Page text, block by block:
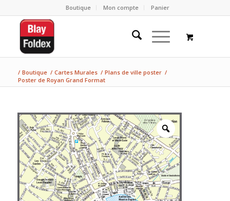
Boutique Mon compte Panier
/ Boutique / Cartes Murales / Plans de ville poster /
Poster de Royan Grand Format